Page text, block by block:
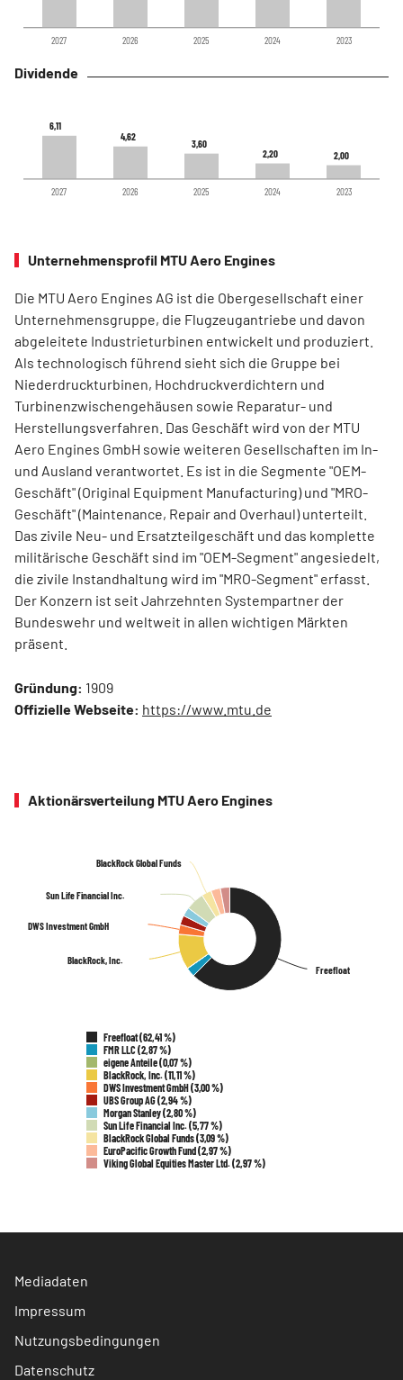
2027 2026 2025 2024 2023
Dividende
6,11
6,11
4,62
4,62
3,60
3,60
2,20
2,20 2,00
2,00
2027 2026 2025 2024 2023
Unternehmensprofil MTU Aero Engines
Die MTU Aero Engines AG ist die Obergesellschaft einer
Unternehmensgruppe, die Flugzeugantriebe und davon
abgeleitete Industrieturbinen entwickelt und produziert.
Als technologisch führend sieht sich die Gruppe bei
Niederdruckturbinen, Hochdruckverdichtern und
Turbinenzwischengehäusen sowie Reparatur- und
Herstellungsverfahren. Das Geschäft wird von der MTU
Aero Engines GmbH sowie weiteren Gesellschaften im In-
und Ausland verantwortet. Es ist in die Segmente "OEM-
Geschäft" (Original Equipment Manufacturing) und "MRO-
Geschäft" (Maintenance, Repair and Overhaul) unterteilt.
Das zivile Neu- und Ersatzteilgeschäft und das komplette
militärische Geschäft sind im "OEM-Segment" angesiedelt,
die zivile Instandhaltung wird im "MRO-Segment" erfasst.
Der Konzern ist seit Jahrzehnten Systempartner der
Bundeswehr und weltweit in allen wichtigen Märkten
präsent.
Gründung: 1909
Offizielle Webseite: https://www.mtu.de
Aktionärsverteilung MTU Aero Engines
Freefloat
Freefloat
BlackRock, Inc.
BlackRock, Inc.
DWS Investment GmbH
DWS Investment GmbH
Sun Life Financial Inc.
Sun Life Financial Inc.
BlackRock Global Funds
BlackRock Global Funds
Freefloat (62,41 %)
FMR LLC (2,87 %)
eigene Anteile (0,07 %)
BlackRock, Inc. (11,11 %)
DWS Investment GmbH (3,00 %)
UBS Group AG (2,94 %)
Morgan Stanley (2,80 %)
Sun Life Financial Inc. (5,77 %)
BlackRock Global Funds (3,09 %)
EuroPacific Growth Fund (2,97 %)
Viking Global Equities Master Ltd. (2,97 %)
Mediadaten
Impressum
Nutzungsbedingungen
Datenschutz